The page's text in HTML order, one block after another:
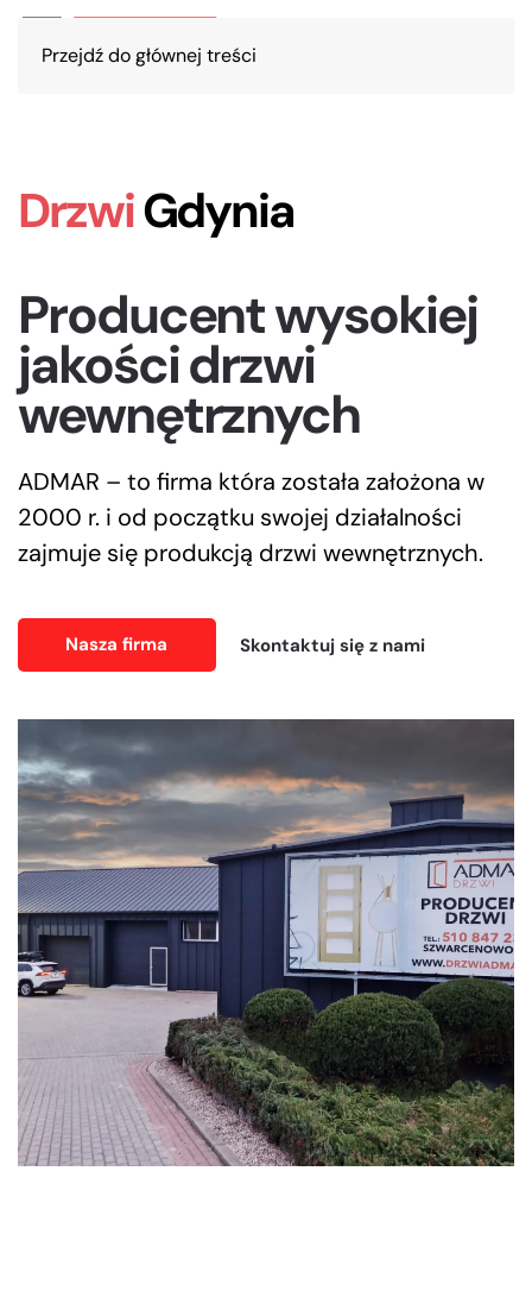
Przejdź do głównej treści
DrzwiGdynia
Producent wysokiej
jakości drzwi
wewnętrznych
ADMAR – to firma która została założona w
2000 r. i od początku swojej działalności
zajmuje się produkcją drzwi wewnętrznych.
Nasza firma Skontaktuj się z nami